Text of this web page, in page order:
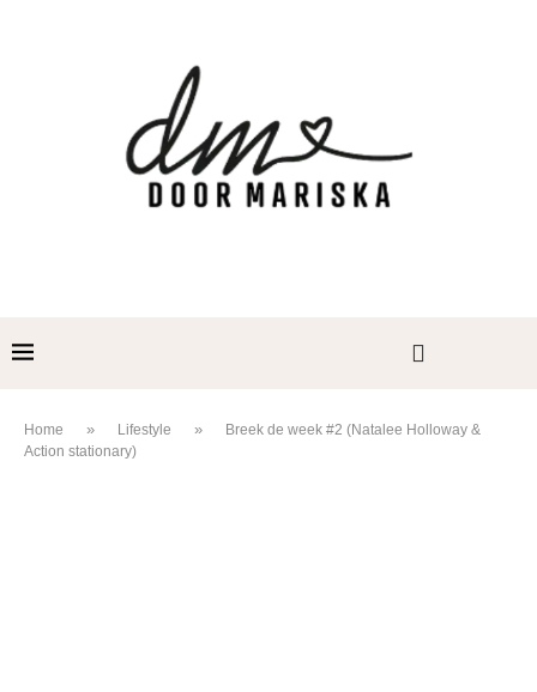
Home » Lifestyle »
Breek de week #2 (Natalee Holloway &
Action stationary)